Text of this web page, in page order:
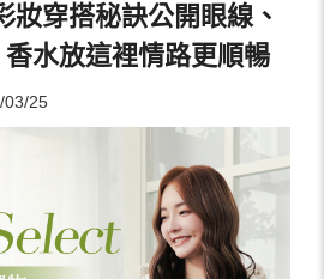
妝穿搭秘訣公開眼線、
水放這裡情路更順暢
03/25